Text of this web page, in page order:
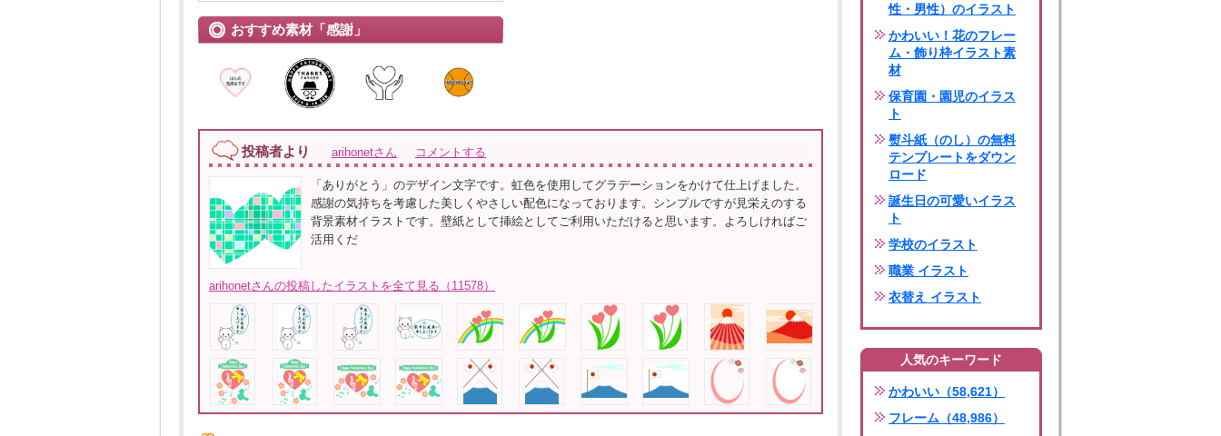
おすすめ素材「感謝」
投稿者より arihonetさん コメントする
「ありがとう」のデザイン文字です。虹色を使用してグラデーションをかけて仕上げました。
感謝の気持ちを考慮した美しくやさしい配色になっております。シンプルですが見栄えのする
背景素材イラストです。壁紙として挿絵としてご利用いただけると思います。よろしければご
活用くだ
arihonetさんの投稿したイラストを全て見る（11578）
性・男性）のイラスト
かわいい！花のフレー
ム・飾り枠イラスト素
材
保育園・園児のイラス
ト
熨斗紙（のし）の無料
テンプレートをダウン
ロード
誕生日の可愛いイラス
ト
学校のイラスト
職業 イラスト
衣替え イラスト
人気のキーワード
かわいい（58,621）
フレーム（48,986）